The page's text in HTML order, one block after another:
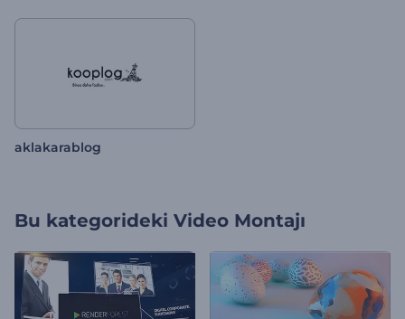
aklakarablog
Bu kategorideki Video Montajı